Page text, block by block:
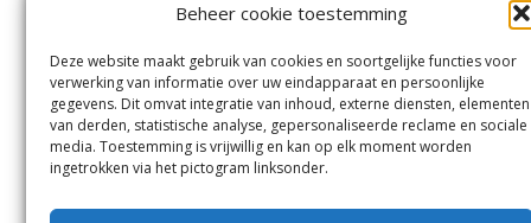
Beheer cookie toestemming
Deze website maakt gebruik van cookies en soortgelijke functies voor
verwerking van informatie over uw eindapparaat en persoonlijke
gegevens. Dit omvat integratie van inhoud, externe diensten, elementen
van derden, statistische analyse, gepersonaliseerde reclame en sociale
media. Toestemming is vrijwillig en kan op elk moment worden
ingetrokken via het pictogram linksonder.
Margadantstraat 34
0255-533900
info@jutter.nlofinfo@hofgee
st.nl
Velserbroek,Velsen-Zuid,
Zuid,Driehuisen
Spaarnwoude.
Contact
Andere uitgaven